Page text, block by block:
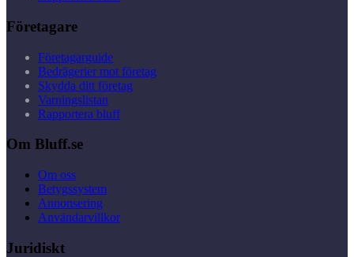
Företagare
Företagarguide
Bedrägerier mot företag
Skydda ditt företag
Varningslistan
Rapportera bluff
Om Bluff.se
Om oss
Betygssystem
Annonsering
Användarvillkor
Juridiskt